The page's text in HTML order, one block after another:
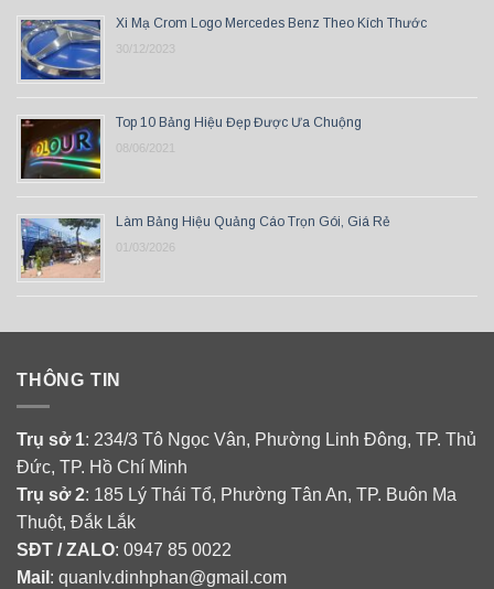
Xi Mạ Crom Logo Mercedes Benz Theo Kích Thước
30/12/2023
Top 10 Bảng Hiệu Đẹp Được Ưa Chuộng
08/06/2021
Làm Bảng Hiệu Quảng Cáo Trọn Gói, Giá Rẻ
01/03/2026
THÔNG TIN
Trụ sở 1: 234/3 Tô Ngọc Vân, Phường Linh Đông, TP. Thủ
Đức, TP. Hồ Chí Minh
Trụ sở 2: 185 Lý Thái Tổ, Phường Tân An, TP. Buôn Ma
Thuột, Đắk Lắk
SĐT / ZALO: 0947 85 0022
Mail : quanlv.dinhphan@gmail.com